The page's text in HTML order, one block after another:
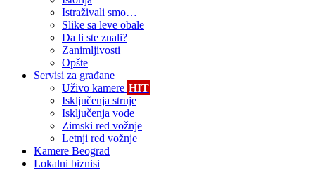
Istraživali smo…
Slike sa leve obale
Da li ste znali?
Zanimljivosti
Opšte
Servisi za građane
Uživo kamere HIT
Isključenja struje
Isključenja vode
Zimski red vožnje
Letnji red vožnje
Kamere Beograd
Lokalni biznisi